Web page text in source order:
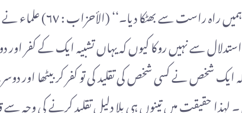
’’اور کہیں گے کہ اے ہمارے رب! ہم نے اپنے سرداروں اور اپنے بڑوں
سے نہیں روکا کیوں کہ یہاں تشبیہ ایک کے کفر
ایک شخص نے کسی شخص کی تقلید کی تو کفر کر بیٹھا اور
۔ لہذا حقیقت میں تینوں ہی بلا دلیل تقلید کرنے کی وجہ